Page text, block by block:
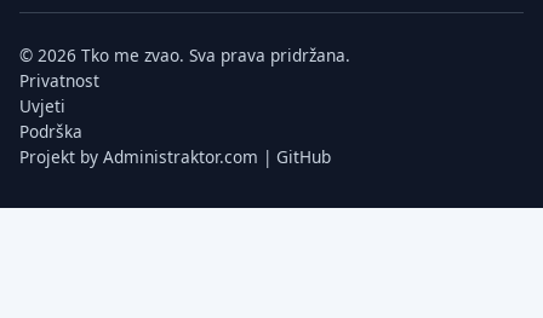
© 2026 Tko me zvao. Sva prava pridržana.
Privatnost
Uvjeti
Podrška
Projekt by Administraktor.com | GitHub